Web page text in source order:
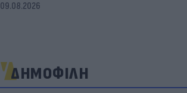
09.08.2026
ΔΗΜΟΦΙΛΗ